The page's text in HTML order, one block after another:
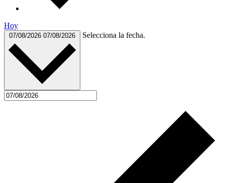
Hoy
07/08/2026 07/08/2026 Selecciona la fecha.